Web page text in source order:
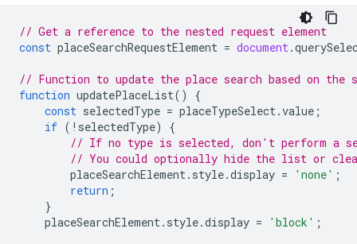
// Get a reference to the nested request element
const placeSearchRequestElement = document.
// Function to update the place search based on the
function updatePlaceList()
{
const selectedType = placeTypeSelect.value ;
if ( ! selectedType)
{
// If no type is selected, don't perform a
// You could optionally hide the list or
placeSearchElement. style.display = 'none' ;
return ;
}
placeSearchElement. style.display = 'block' ;